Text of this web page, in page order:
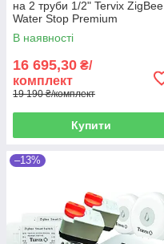
на 2 труби 1/2" Tervix ZigBee
Water Stop Premium
В наявності
16 695,30 ₴/
комплект
19 190 ₴/комплект
Купити
–13%